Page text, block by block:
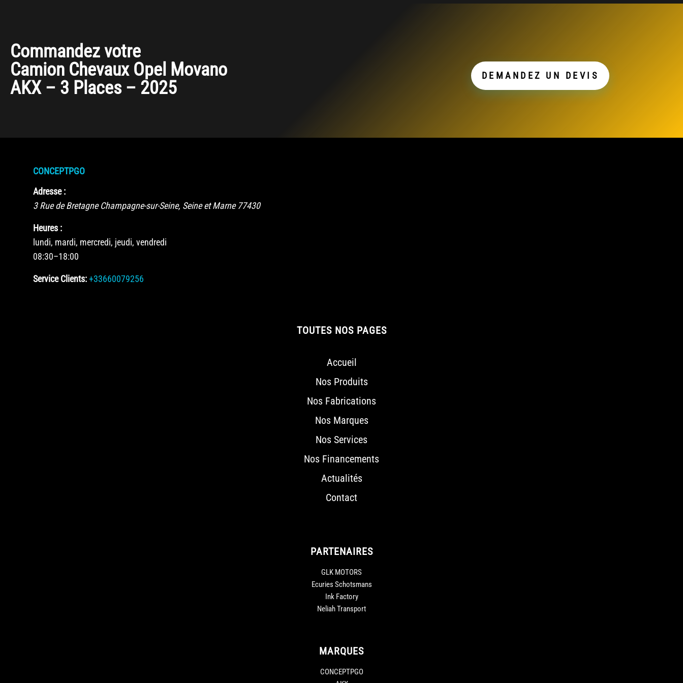
Commandez votre
Camion Chevaux Opel Movano
AKX – 3 Places – 2025
DEMANDEZ UN DEVIS
CONCEPTPGO
Adresse :
3 Rue de Bretagne Champagne-sur-Seine, Seine et Marne 77430
Heures :
lundi, mardi, mercredi, jeudi, vendredi
08:30–18:00
Service Clients:+33660079256
TOUTES NOS PAGES
Accueil
Nos Produits
Nos Fabrications
Nos Marques
Nos Services
Nos Financements
Actualités
Contact
PARTENAIRES
GLK MOTORS
Ecuries Schotsmans
Ink Factory
Neliah Transport
MARQUES
CONCEPTPGO